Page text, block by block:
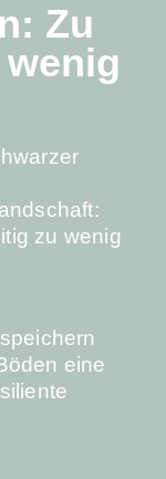
Zu
zu wenig
eine